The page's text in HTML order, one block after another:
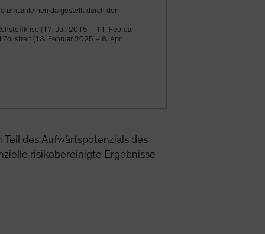
dargestellt durch den
(17. Juli 2015 – 11. Februar
(18. Februar 2025 – 8. April
des Aufwärtspotenzials des
risikobereinigte Ergebnisse